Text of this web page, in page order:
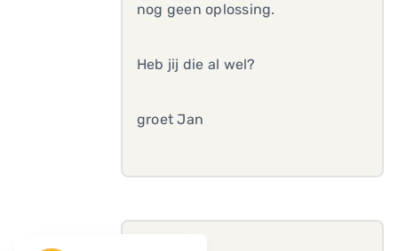
nog geen oplossing.
Heb jij die al wel?
groet Jan